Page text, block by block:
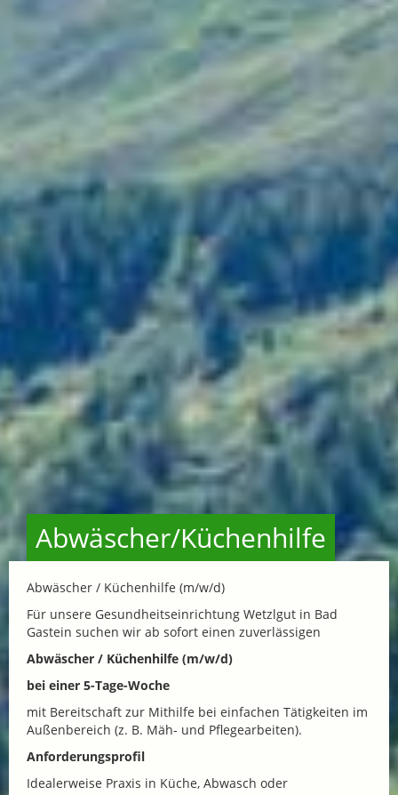
Abwäscher/Küchenhilfe
Abwäscher / Küchenhilfe (m/w/d)
Für unsere Gesundheitseinrichtung Wetzlgut in Bad
Gastein suchen wir ab sofort einen zuverlässigen
Abwäscher / Küchenhilfe (m/w/d)
bei einer 5-Tage-Woche
mit Bereitschaft zur Mithilfe bei einfachen Tätigkeiten im
Außenbereich (z. B. Mäh- und Pflegearbeiten).
Anforderungsprofil
Idealerweise Praxis in Küche, Abwasch oder